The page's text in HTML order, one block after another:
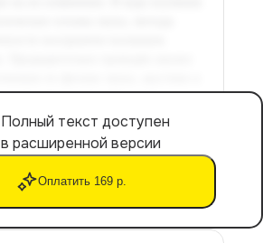
Полный текст доступен
в расширенной версии
Оплатить 169 р.